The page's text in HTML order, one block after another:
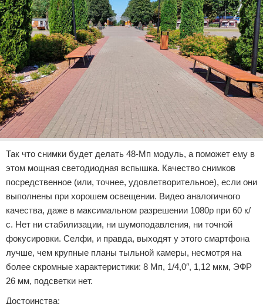
Так что снимки будет делать 48-Мп модуль, а поможет ему в
этом мощная светодиодная вспышка. Качество снимков
посредственное (или, точнее, удовлетворительное), если они
выполнены при хорошем освещении. Видео аналогичного
качества, даже в максимальном разрешении 1080р при 60 к/
с. Нет ни стабилизации, ни шумоподавления, ни точной
фокусировки. Селфи, и правда, выходят у этого смартфона
лучше, чем крупные планы тыльной камеры, несмотря на
более скромные характеристики: 8 Мп, 1/4,0″, 1,12 мкм, ЭФР
26 мм, подсветки нет.
Достоинства: